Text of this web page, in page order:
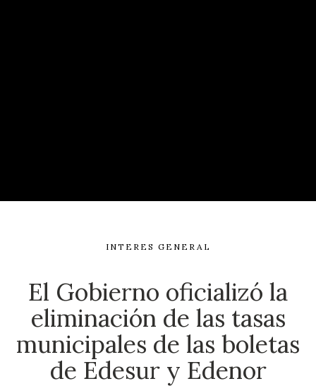
INTERES GENERAL
El Gobierno oficializó la
eliminación de las tasas
municipales de las boletas
de Edesur y Edenor